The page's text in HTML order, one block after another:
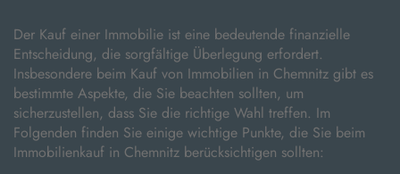
Der Kauf einer Immobilie ist eine bedeutende finanzielle
Entscheidung, die sorgfältige Überlegung erfordert.
Insbesondere beim Kauf von Immobilien in Chemnitz gibt es
bestimmte Aspekte, die Sie beachten sollten, um
sicherzustellen, dass Sie die richtige Wahl treffen. Im
Folgenden finden Sie einige wichtige Punkte, die Sie beim
Immobilienkauf in Chemnitz berücksichtigen sollten: